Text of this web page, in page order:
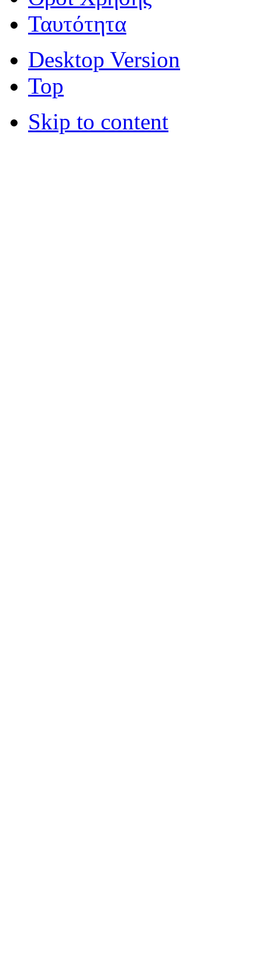
Ταυτότητα
Desktop Version
Top
Skip to content